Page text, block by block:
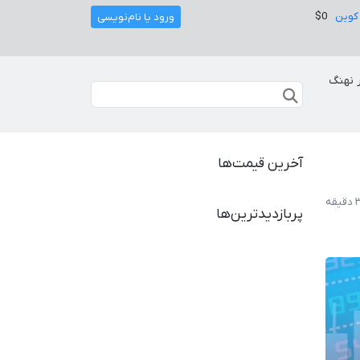
$0 ورود یا نام‌نویسی
نهنگ
آخرین قیمت‌ها
پربازدیدترین‌ها